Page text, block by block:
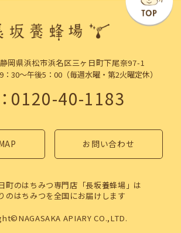
岡県浜松市浜名区三ヶ日町下尾奈97-1
：30～午後5：00（毎週水曜・第2火曜定休）
0120-40-1183
お問い合わせ
町のはちみつ専門店「長坂養蜂場」は
のはちみつを全国にお届けします
APIARY CO.,LTD.